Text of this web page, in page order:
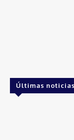
Últimas noticias